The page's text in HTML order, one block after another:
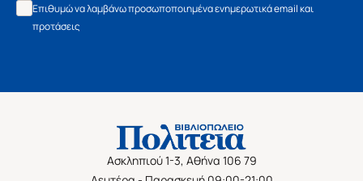
Επιθυμώ να λαμβάνω προσωποποιημένα ενημερωτικά email και
προτάσεις
Ασκληπιού 1-3, Αθήνα 106 79